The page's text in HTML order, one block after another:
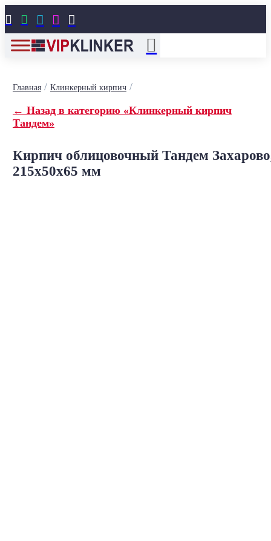
    
Главная/ Клинкерный кирпич/
← Назад в категорию «Клинкерный кирпич
Тандем»
Кирпич облицовочный Тандем
215x50x65 мм